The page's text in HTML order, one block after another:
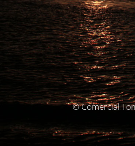
© Comercial